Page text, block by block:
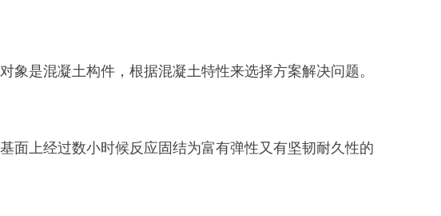
是混凝土构件，根据混凝土特性来选择方案解决问题。
上经过数小时候反应固结为富有弹性又有坚韧耐久性的